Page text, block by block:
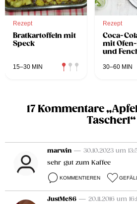
Rezept
Bratkartoffeln mit
Speck
15–30 MIN
Rezept
Coca-
mit
und
30–60 MIN
17 Kommentare
Tascherl“
marwin — 30.10.2023 um
sehr gut zum Kaffee
KOMMENTIEREN
JustMe86 — 20.11.2016 um